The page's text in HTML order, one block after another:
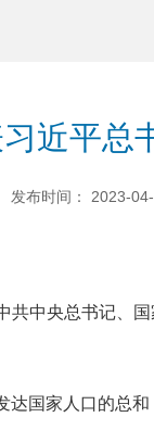
习近平总
发布时间： 2023-
央总书记、国
家人口的总和